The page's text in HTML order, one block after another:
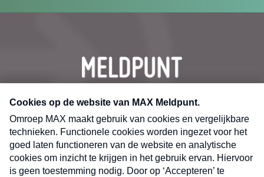
CONTACT
Volg ons op